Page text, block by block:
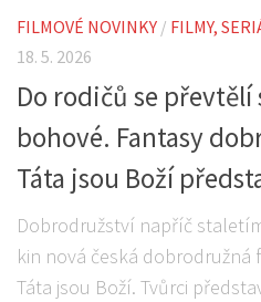
FILMOVÉ NOVINKY / FILMY,
18. 5. 2026
Do rodičů se
bohové. Fantasy
Táta jsou Boží
Dobrodružství napříč
kin nová česká dobrodružná
Táta jsou Boží. Tvůrci